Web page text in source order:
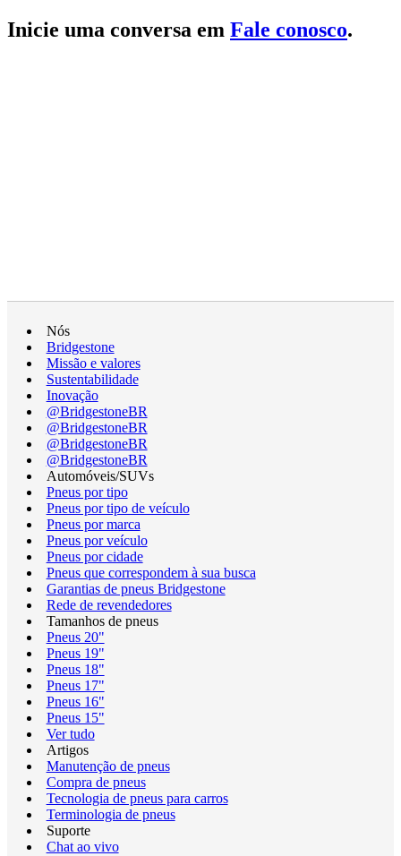
Inicie uma conversa em Fale conosco.
Nós
Bridgestone
Missão e valores
Sustentabilidade
Inovação
@BridgestoneBR
@BridgestoneBR
@BridgestoneBR
@BridgestoneBR
Automóveis/SUVs
Pneus por tipo
Pneus por tipo de veículo
Pneus por marca
Pneus por veículo
Pneus por cidade
Pneus que correspondem à sua busca
Garantias de pneus Bridgestone
Rede de revendedores
Tamanhos de pneus
Pneus 20"
Pneus 19"
Pneus 18"
Pneus 17"
Pneus 16"
Pneus 15"
Ver tudo
Artigos
Manutenção de pneus
Compra de pneus
Tecnologia de pneus para carros
Terminologia de pneus
Suporte
Chat ao vivo